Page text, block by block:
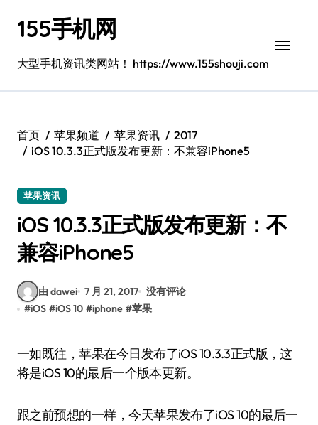
155手机网
大型手机资讯类网站！ https://www.155shouji.com
首页 苹果频道 苹果资讯
2017
iOS 10.3.3正式版发布更新：不兼容iPhone5
苹果资讯
iOS 10.3.3正式版发布更新：不
兼容iPhone5
由 dawei 7 月 21, 2017 没有评论
#iOS #iOS 10 #iphone #苹果
一如既往，苹果在今日发布了iOS 10.3.3正式版，这
将是iOS 10的最后一个版本更新。
跟之前预想的一样，今天苹果发布了iOS 10的最后一